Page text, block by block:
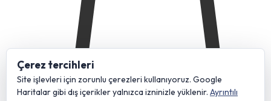
Çerez tercihleri
Site işlevleri için zorunlu çerezleri kullanıyoruz. Google
Haritalar gibi dış içerikler yalnızca izninizle yüklenir. Ayrıntılı